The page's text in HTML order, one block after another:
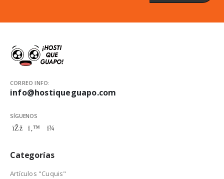
CORREO INFO:
info@hostiqueguapo.com
SÍGUENOS
Categorías
Artículos "Cuquis"